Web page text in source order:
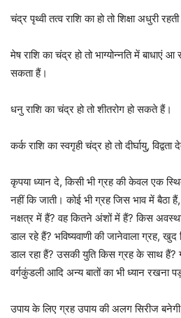
चंद्र पृथ्वी तत्व राशि का हो तो शिक्षा अधुरी
मेष राशि का चंद्र हो तो भाग्योन्नति में
सकता हैं।
धनु राशि का चंद्र हो तो शीतरोग हो सकते हैं।
कर्क राशि का स्वगृही चंद्र हो तो दीर्घायु, विद्वता
कृपया ध्यान दे, किसी भी ग्रह की केवल एक
नहीं कि जाती। कोई भी ग्रह जिस भाव में बैठा
नक्षत्र में हैं? वह कितने अंशों में हैं? किस
डाल रहे हैं? भविष्यवाणी की जानेवाला ग्रह,
डाल रहा हैं? उसकी युति किस ग्रह के साथ हैं?
वर्गकुंडली आदि अन्य बातों का भी ध्यान रखना
उपाय के लिए ग्रह उपाय की अलग सिरीज